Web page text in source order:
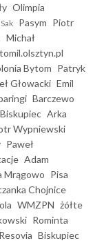
Olimpia
Pasym Piotr
Michał
Bytom Patryk
Głowacki Emil
Barczewo
Arka
Wypniewski
Paweł
Adam
Mrągowo Pisa
Chojnice
WMZPN żółte
Rominta
Resovia Biskupiec